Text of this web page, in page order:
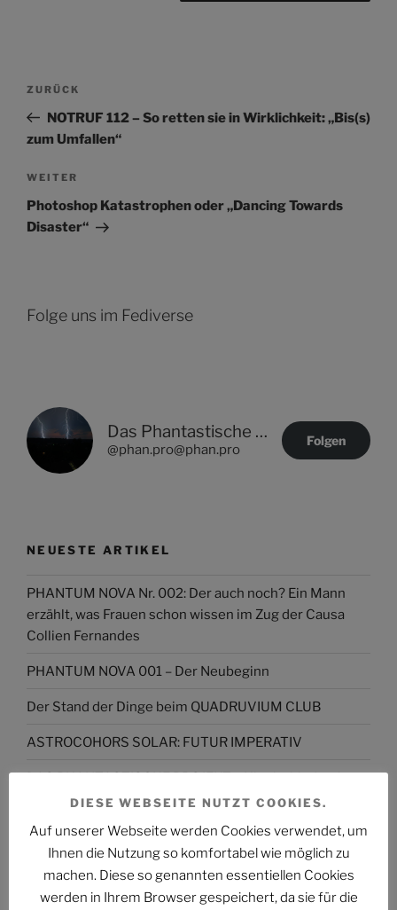
Beitragsnavigation
Vorheriger
Beitrag
ZURÜCK
NOTRUF 112 – So retten sie in Wirklichkeit: „Bis(s)
zum Umfallen“
Nächster
Beitrag
WEITER
Photoshop Katastrophen oder „Dancing Towards
Disaster“
Folge uns im Fediverse
Das Phantastische Projekt - PHAN.PRO
@phan.pro@phan.pro
Folgen
NEUESTE ARTIKEL
PHANTUM NOVA Nr. 002: Der auch noch? Ein Mann
erzählt, was Frauen schon wissen im Zug der Causa
Collien Fernandes
PHANTUM NOVA 001 – Der Neubeginn
Der Stand der Dinge beim QUADRUVIUM CLUB
ASTROCOHORS SOLAR: FUTUR IMPERATIV
DAS PHANTASTISCHE PROJEKT – Hinein, hindurch
und darüber hinaus…
Abmahnung gegen BKM: Buchhandlung geht rechtlich
gegen Interview-Äußerungen des
Kulturstaatsministers vor
DIESE WEBSEITE NUTZT COOKIES.
Auf unserer Webseite werden Cookies verwendet, um
Ihnen die Nutzung so komfortabel wie möglich zu
machen. Diese so genannten essentiellen Cookies
werden in Ihrem Browser gespeichert, da sie für die